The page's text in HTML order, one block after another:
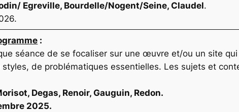
Egreville, Bourdelle/Nogent/Seine, Claudel.
:
séance de se focaliser sur une œuvre et/ou un site
styles, de problématiques essentielles. Les sujets et
Degas, Renoir, Gauguin, Redon.
2025.